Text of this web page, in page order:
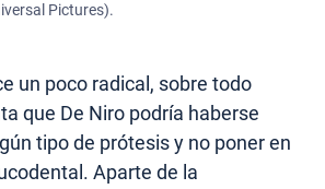
Pictures).
un poco radical, sobre todo
que De Niro podría haberse
tipo de prótesis y no poner en
Aparte de la